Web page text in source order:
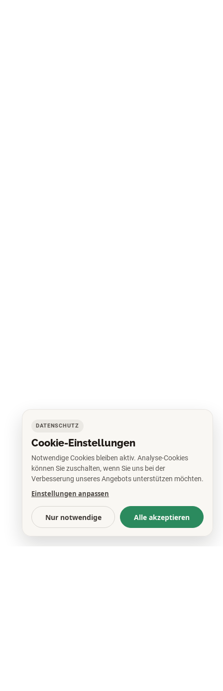
DATENSCHUTZ
Cookie-Einstellungen
Notwendige Cookies bleiben aktiv. Analyse-Cookies
können Sie zuschalten, wenn Sie uns bei der
Verbesserung unseres Angebots unterstützen möchten.
Einstellungen anpassen
Nur notwendige Alle akzeptieren